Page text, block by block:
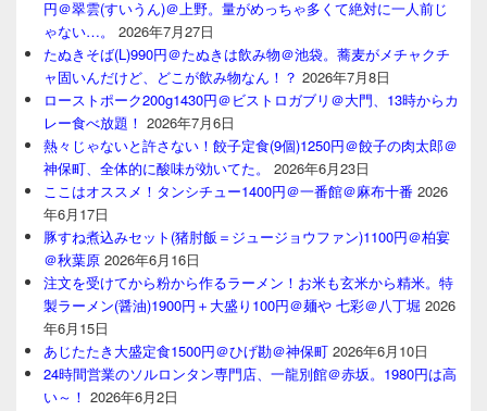
円＠翠雲(すいうん)＠上野。量がめっちゃ多くて絶対に一人前じ
ゃない…。
2026年7月27日
たぬきそば(L)990円＠たぬきは飲み物＠池袋。蕎麦がメチャクチ
ャ固いんだけど、どこが飲み物なん！？ 2026年7月8日
ローストポーク200g1430円＠ビストロガブリ＠大門、13時からカ
レー食べ放題！ 2026年7月6日
熱々じゃないと許さない！餃子定食(9個)1250円＠餃子の肉太郎＠
神保町、全体的に酸味が効いてた。
2026年6月23日
ここはオススメ！タンシチュー1400円＠一番館＠麻布十番 2026
年6月17日
豚すね煮込みセット(猪肘飯＝ジュージョウファン)1100円＠柏宴
＠秋葉原 2026年6月16日
注文を受けてから粉から作るラーメン！お米も玄米から精米。特
製ラーメン(醤油)1900円＋大盛り100円＠麺や 七彩＠八丁堀 2026
年6月15日
あじたたき大盛定食1500円＠ひげ勘＠神保町 2026年6月10日
24時間営業のソルロンタン専門店、一龍別館＠赤坂。1980円は高
い～！ 2026年6月2日